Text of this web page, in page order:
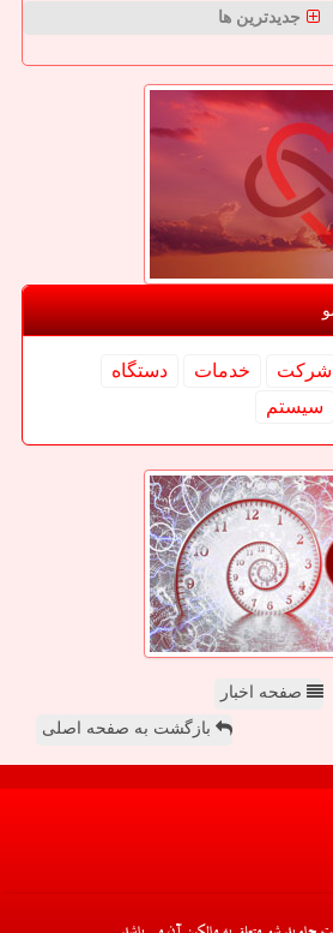
جدیدترین ها
شركت خدمات
دستگاه
سیستم
صفحه اخبار
بازگشت به صفحه اصلی